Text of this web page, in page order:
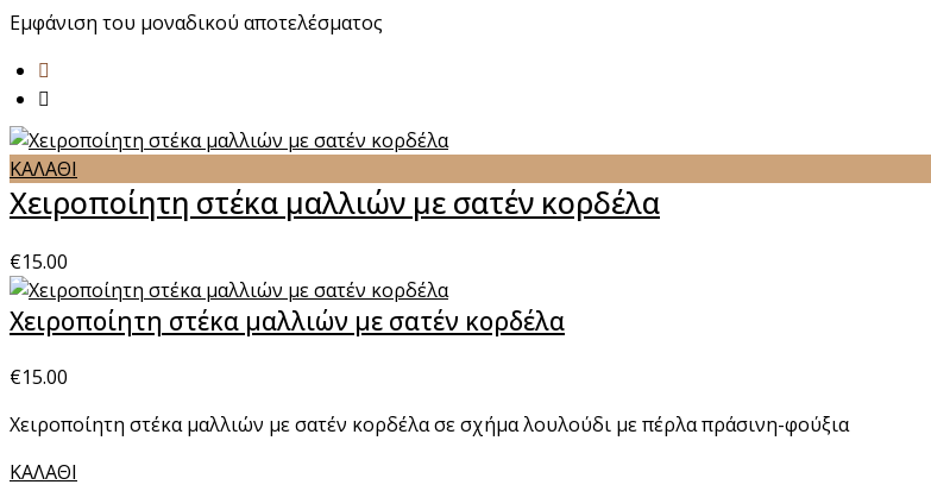
Εμφάνιση του μοναδικού αποτελέσματος
ΚΑΛΑΘΙ
Χειροποίητη στέκα μαλλιών με σατέν κορδέλα
€15.00
Χειροποίητη στέκα μαλλιών με σατέν κορδέλα
€15.00
Χειροποίητη στέκα μαλλιών με σατέν κορδέλα σε σχήμα λουλούδι με πέρλα πράσινη-φούξια
ΚΑΛΑΘΙ